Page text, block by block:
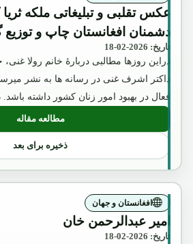
عکس تقلبی و تبلیغاتی ملکه
دشمنان افغانستان چاپ و توزیع
تاریخ: 2026-02-18
دراین روزها مطالبی دربارۀ خانم رولا
داکتر اشرف غنی در رسانه ها به نشر
فعال در بهبود امور زنان کشور داشته باشد.
مطالعه مقاله
: عکس
ذخیره برای بعد
افغانستان و جهان
امیر عبدالرحمن خان
تاریخ: 2026-02-18